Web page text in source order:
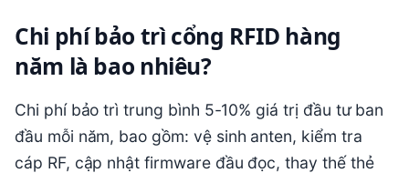
Chi phí bảo trì cổng RFID hàng
năm là bao nhiêu?
Chi phí bảo trì trung bình 5-10% giá trị đầu tư ban
đầu mỗi năm, bao gồm: vệ sinh anten, kiểm tra
cáp RF, cập nhật firmware đầu đọc, thay thế thẻ